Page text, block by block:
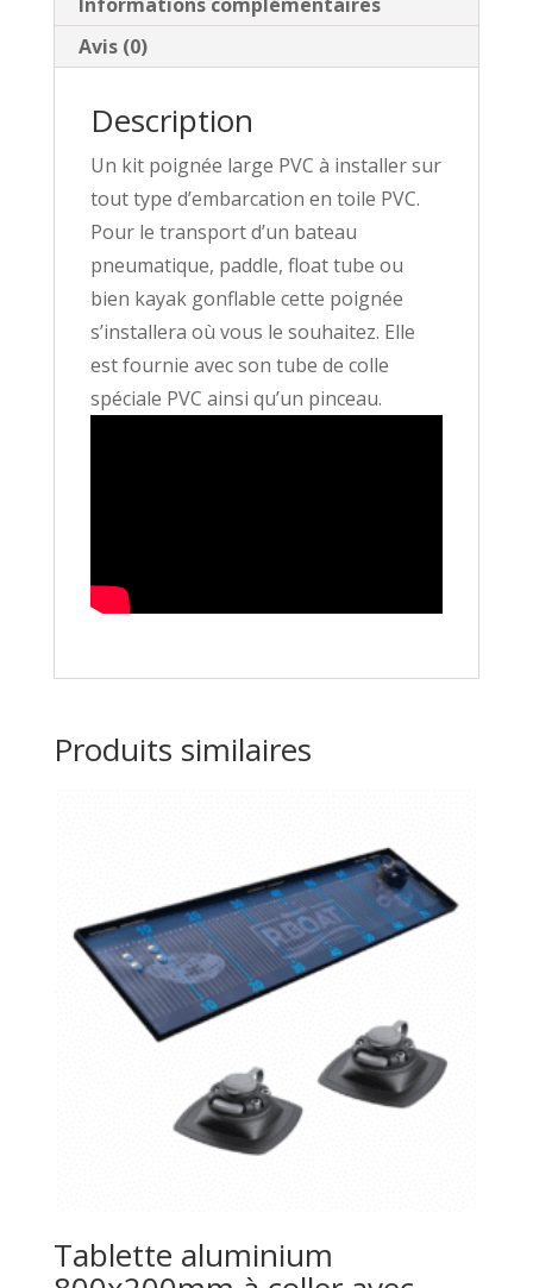
Informations complémentaires
Avis (0)
Description
Un kit poignée large PVC à installer sur
tout type d’embarcation en toile PVC.
Pour le transport d’un bateau
pneumatique, paddle, float tube ou
bien kayak gonflable cette poignée
s’installera où vous le souhaitez. Elle
est fournie avec son tube de colle
spéciale PVC ainsi qu’un pinceau.
Produits similaires
Tablette aluminium